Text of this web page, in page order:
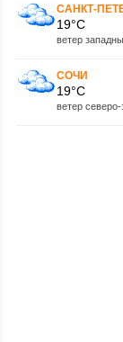
САНКТ-
19°C
ветер
СОЧИ
19°C
ветер